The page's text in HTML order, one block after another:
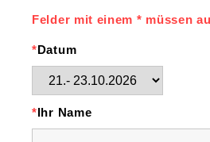
Felder mit einem * müssen
*Datum
*Ihr Name